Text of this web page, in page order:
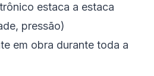
estaca a estaca
pressão)
em obra durante toda a